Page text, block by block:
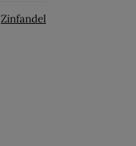
Zinfandel